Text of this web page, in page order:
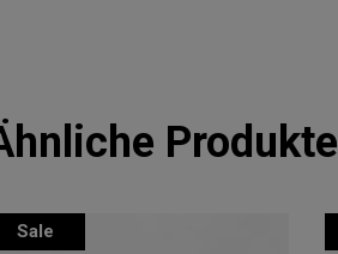
Produkte
Sale